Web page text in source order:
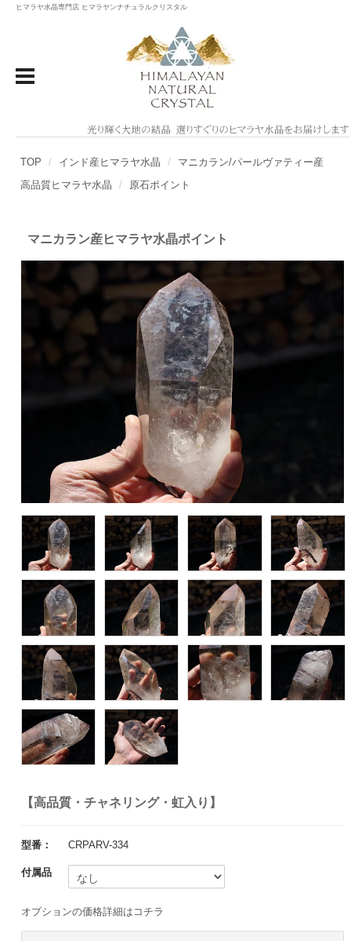
ヒマラヤ水晶専門店 ヒマラヤンナチュラルクリスタル
TOP インド産ヒマラヤ水晶
マニカラン/パールヴァティー産
高品質ヒマラヤ水晶
原石ポイント
マニカラン産ヒマラヤ水晶ポイント
【高品質・チャネリング・虹入り】
型番： CRPARV-334
付属品
オプションの価格詳細はコチラ